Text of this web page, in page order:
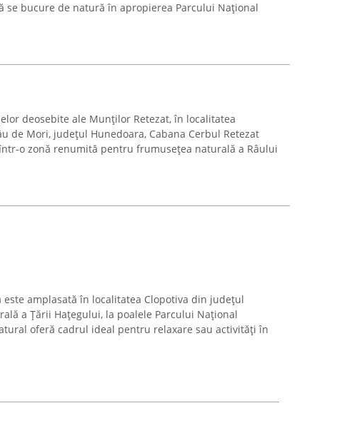
se bucure de natură în apropierea Parcului Național
deosebite ale Munților Retezat, în localitatea
de Mori, județul Hunedoara, Cabana Cerbul Retezat
o zonă renumită pentru frumusețea naturală a Râului
este amplasată în localitatea Clopotiva din județul
a Țării Hațegului, la poalele Parcului Național
oferă cadrul ideal pentru relaxare sau activități în